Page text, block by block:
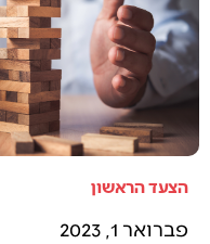
הצעד הראשון
פברואר 1, 2023